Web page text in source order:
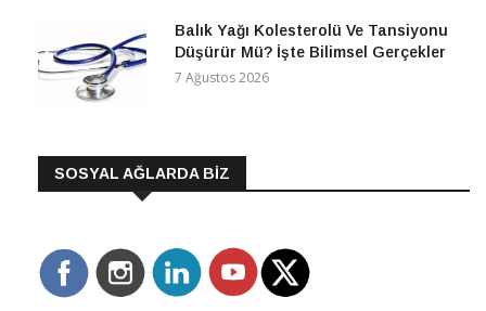
Balık Yağı Kolesterolü Ve Tansiyonu
Düşürür Mü? İşte Bilimsel Gerçekler
7 Ağustos 2026
SOSYAL AĞLARDA BİZ